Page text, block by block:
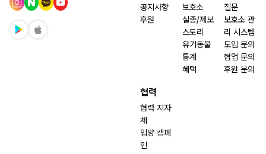
공지사항
후원
보호소
실종/제보
스토리
유기동물
통계
혜택
질문
보호소 관
리 시스템
도입 문의
협업 문의
후원 문의
협력
협력 지자
체
입양 캠페
인